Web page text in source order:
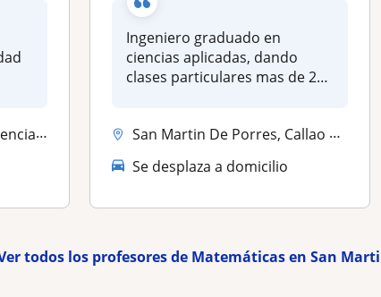
Porres
Ingeniero graduado en
ciencias aplicadas, dando
clases particulares mas de 20
San Martin De Porres, Callao ciudad, Carmen De La Legua Reynoso
Se desplaza a domicilio
todos los profesores de Matemáticas en San